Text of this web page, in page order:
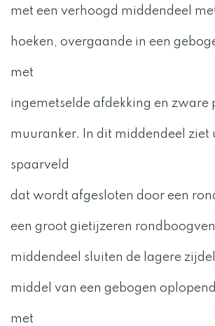
met een verhoogd middendeel
hoeken, overgaande in een
met
ingemetselde afdekking en zware
muuranker. In dit middendeel ziet
spaarveld
dat wordt afgesloten door een
een groot gietijzeren
middendeel sluiten de lagere
middel van een gebogen
met